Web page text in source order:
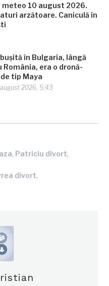
meteo 10 august 2026.
arzătoare. Caniculă în
în Bulgaria, lângă
România, era o dronă-
tip Maya
2026, 5:43
, Patriciu divort,
divort,